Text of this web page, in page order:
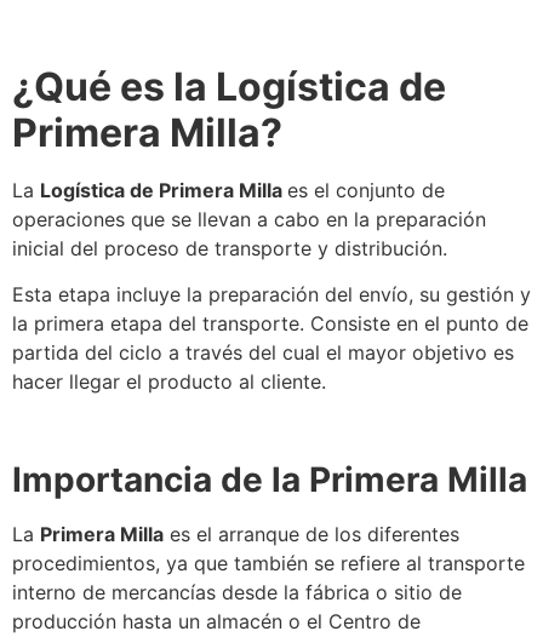
¿Qué es la Logística de
Primera Milla?
La Logística de Primera Milla es el conjunto de
operaciones que se llevan a cabo en la preparación
inicial del proceso de transporte y distribución.
Esta etapa incluye la preparación del envío, su gestión y
la primera etapa del transporte. Consiste en el punto de
partida del ciclo a través del cual el mayor objetivo es
hacer llegar el producto al cliente.
Importancia de la Primera Milla
La Primera Milla es el arranque de los diferentes
procedimientos, ya que también se refiere al transporte
interno de mercancías desde la fábrica o sitio de
producción hasta un almacén o el Centro de